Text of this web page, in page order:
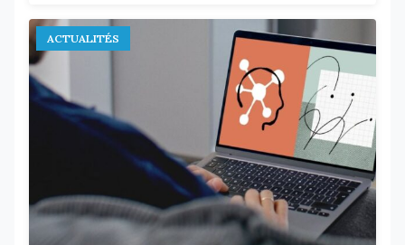
ACTUALITÉS